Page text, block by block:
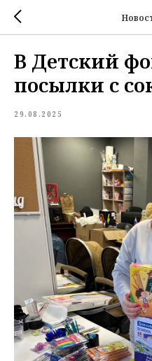
В Детский
посылки с
29.08.2025